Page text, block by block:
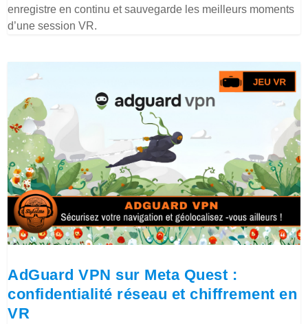
enregistre en continu et sauvegarde les meilleurs moments
d’une session VR.
AdGuard VPN sur Meta Quest :
confidentialité réseau et chiffrement en
VR